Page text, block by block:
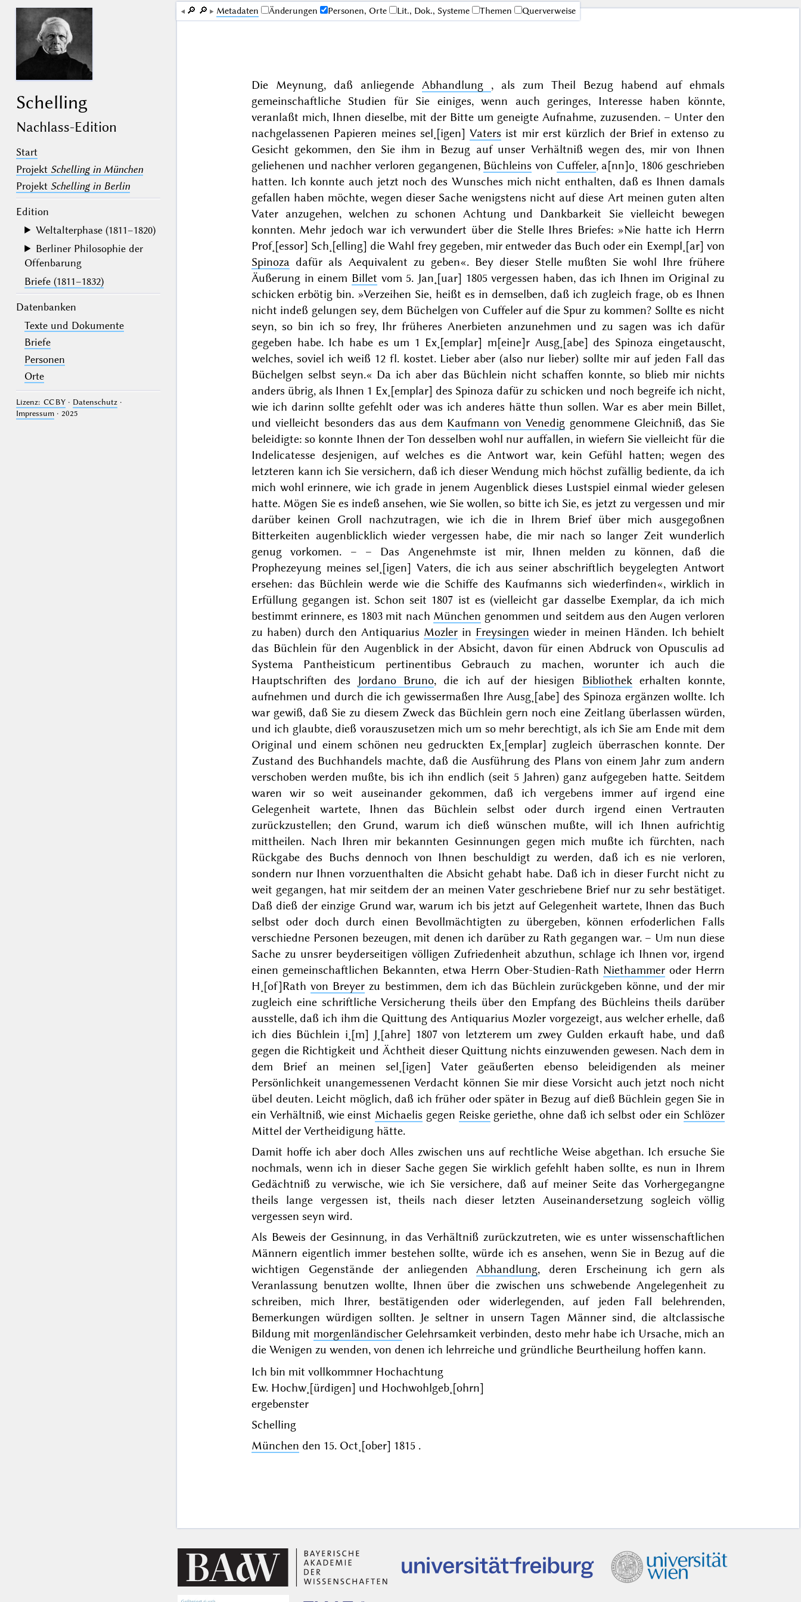
Schelling
Nachlass-Edition
Start
Projekt Schelling in München
Projekt Schelling in Berlin
Edition
Weltalterphase (1811–1820)
Berliner Philosophie der
Offenbarung
Briefe (1811–1832)
Datenbanken
Texte und Dokumente
Briefe
Personen
Orte
Lizenz: CC BY· Datenschutz·
Impressum· 2025
🔎︎ 🔎︎ Me­ta­da­ten Änderungen Personen, Orte Lit., Dok., Systeme Themen Querverweise
Die Meynung, daß anliegende Abhandlung , als zum Theil Bezug habend auf ehmals
gemeinschaftliche Studien für Sie einiges, wenn auch geringes, Interesse haben könnte,
veranlaßt mich, Ihnen dieselbe, mit der Bitte um geneigte Aufnahme, zuzusenden. – Unter den
nachgelassenen Papieren meines sel˖[igen]Vaters ist mir erst kürzlich der Brief in extenso zu
Gesicht gekommen, den Sie ihm in Bezug auf unser Verhältniß wegen des, mir von Ihnen
geliehenen und nachher verloren gegangenen, Büchleins von Cuffeler, a[nn]o˖ 1806 geschrieben
hatten. Ich konnte auch jetzt noch des Wunsches mich nicht enthalten, daß es Ihnen damals
gefallen haben möchte, wegen dieser Sache wenigstens nicht auf diese Art meinen guten alten
Vater anzugehen, welchen zu schonen Achtung und Dankbarkeit Sie vielleicht bewegen
konnten. Mehr jedoch war ich verwundert über die Stelle Ihres Briefes: »Nie hatte ich Herrn
Prof˖[essor] Sch˖[elling] die Wahl frey gegeben, mir entweder das Buch oder ein Exempl˖[ar] von
Spinozadafür als Aequivalent zu geben«. Bey dieser Stelle mußten Sie wohl Ihre frühere
Äußerung in einem Billet vom 5. Jan˖[uar] 1805 vergessen haben, das ich Ihnen im Original zu
schicken erbötig bin. »Verzeihen Sie, heißt es in demselben, daß ich zugleich frage, ob es Ihnen
nicht indeß gelungen sey, dem Büchelgen von Cuffeler auf die Spur zu kommen? Sollte es nicht
seyn, so bin ich so frey, Ihr früheres Anerbieten anzunehmen und zu sagen was ich dafür
gegeben habe. Ich habe es um 1 Ex˖[emplar] m[eine]r Ausg˖[abe] des Spinoza eingetauscht,
welches, soviel ich weiß 12 fl. kostet. Lieber aber (also nur lieber) sollte mir auf jeden Fall das
Büchelgen selbst seyn.« Da ich aber das Büchlein nicht schaffen konnte, so blieb mir nichts
anders übrig, als Ihnen 1 Ex˖[emplar] des Spinoza dafür zu schicken und noch begreife ich nicht,
wie ich darinn sollte gefehlt oder was ich anderes hätte thun sollen. War es aber mein Billet,
und vielleicht besonders das aus dem Kaufmann von Venedig genommene Gleichniß, das Sie
beleidigte: so konnte Ihnen der Ton desselben wohl nur auffallen, in wiefern Sie vielleicht für die
Indelicatesse desjenigen, auf welches es die Antwort war, kein Gefühl hatten; wegen des
letzteren kann ich Sie versichern, daß ich dieser Wendung mich höchst zufällig bediente, da ich
mich wohl erinnere, wie ich grade in jenem Augenblick dieses Lustspiel einmal wieder gelesen
hatte. Mögen Sie es indeß ansehen, wie Sie wollen, so bitte ich Sie, es jetzt zu vergessen und mir
darüber keinen Groll nachzutragen, wie ich die in Ihrem Brief über mich ausgegoßnen
Bitterkeiten augenblicklich wieder vergessen habe, die mir nach so langer Zeit wunderlich
genug vorkomen. – – Das Angenehmste ist mir, Ihnen melden zu können, daß die
Prophezeyung meines sel˖[igen] Vaters, die ich aus seiner abschriftlich beygelegten Antwort
ersehen: das Büchlein werde wie die Schiffe des Kaufmanns sich wiederfinden«, wirklich in
Erfüllung gegangen ist. Schon seit 1807 ist es (vielleicht gar dasselbe Exemplar, da ich mich
bestimmt erinnere, es 1803mit nach München genommen und seitdem aus den Augen verloren
zu haben) durch den Antiquarius Mozler in Freysingen wieder in meinen Händen. Ich behielt
das Büchlein für den Augenblick in der Absicht, davon für einen Abdruck von Opusculis ad
Systema Pantheisticum pertinentibus Gebrauch zu machen, worunter ich auch die
Hauptschriften des Jordano Bruno, die ich auf der hiesigen Bibliothekerhalten konnte,
aufnehmen und durch die ich gewissermaßen Ihre Ausg˖[abe] des Spinoza ergänzen wollte. Ich
war gewiß, daß Sie zu diesem Zweck das Büchlein gern noch eine Zeitlang überlassen würden,
und ich glaubte, dieß vorauszusetzen mich um so mehr berechtigt, als ich Sie am Ende mit dem
Original und einem schönen neu gedruckten Ex˖[emplar] zugleich überraschen konnte. Der
Zustand des Buchhandels machte, daß die Ausführung des Plans von einem Jahr zum andern
verschoben werden mußte, bis ich ihn endlich (seit 5 Jahren) ganz aufgegeben hatte. Seitdem
waren wir so weit auseinander gekommen, daß ich vergebens immer auf irgend eine
Gelegenheit wartete, Ihnen das Büchlein selbst oder durch irgend einen Vertrauten
zurückzustellen; den Grund, warum ich dieß wünschen mußte, will ich Ihnen aufrichtig
mittheilen. Nach Ihren mir bekannten Gesinnungen gegen mich mußte ich fürchten, nach
Rückgabe des Buchs dennoch von Ihnen beschuldigt zu werden, daß ich es nie verloren,
sondern nur Ihnen vorzuenthalten die Absicht gehabt habe. Daß ich in dieser Furcht nicht zu
weit gegangen, hat mir seitdem der an meinen Vater geschriebene Brief nur zu sehr bestätiget.
Daß dieß der einzige Grund war, warum ich bis jetzt auf Gelegenheit wartete, Ihnen das Buch
selbst oder doch durch einen Bevollmächtigten zu übergeben, können erfoderlichen Falls
verschiedne Personen bezeugen, mit denen ich darüber zu Rath gegangen war. – Um nun diese
Sache zu unsrer beyderseitigen völligen Zufriedenheit abzuthun, schlage ich Ihnen vor, irgend
einen gemeinschaftlichen Bekannten, etwa Herrn Ober-Studien-Rath Niethammeroder Herrn
H˖[of]Rathvon Breyer zu bestimmen, dem ich das Büchlein zurückgeben könne, und der mir
zugleich eine schriftliche Versicherung theils über den Empfang des Büchleins theils darüber
ausstelle, daß ich ihm die Quittung des Antiquarius Mozler vorgezeigt, aus welcher erhelle, daß
ich dies Büchlein i˖[m] J˖[ahre] 1807von letzterem um zwey Gulden erkauft habe, und daß
gegen die Richtigkeit und Ächtheit dieser Quittung nichts einzuwenden gewesen. Nach dem in
dem Brief an meinen sel˖[igen] Vater geäußerten ebenso beleidigenden als meiner
Persönlichkeit unangemessenen Verdacht können Sie mir diese Vorsicht auch jetzt noch nicht
übel deuten. Leicht möglich, daß ich früher oder später in Bezug auf dieß Büchlein gegen Sie in
ein Verhältniß, wie einst Michaelis gegen Reiskegeriethe, ohne daß ich selbst oder ein Schlözer
Mittel der Vertheidigung hätte.
Damit hoffe ich aber doch Alles zwischen uns auf rechtliche Weise abgethan. Ich ersuche Sie
nochmals, wenn ich in dieser Sache gegen Sie wirklich gefehlt haben sollte, es nun in Ihrem
Gedächtniß zu verwische, wie ich Sie versichere, daß auf meiner Seite das Vorhergegangne
theils lange vergessen ist, theils nach dieser letzten Auseinandersetzung sogleich völlig
vergessen seyn wird.
Als Beweis der Gesinnung, in das Verhältniß zurückzutreten, wie es unter wissenschaftlichen
Männern eigentlich immer bestehen sollte, würde ich es ansehen, wenn Sie in Bezug auf die
wichtigen Gegenstände der anliegendenAbhandlung, deren Erscheinung ich gern als
Veranlassung benutzen wollte, Ihnen über die zwischen uns schwebende Angelegenheit zu
schreiben, mich Ihrer, bestätigenden oder widerlegenden, auf jeden Fall belehrenden,
Bemerkungen würdigen sollten. Je seltner in unsern Tagen Männer sind, die altclassische
Bildung mit morgenländischerGelehrsamkeit verbinden, desto mehr habe ich Ursache, mich an
die Wenigen zu wenden, von denen ich lehrreiche und gründliche Beurtheilung hoffen kann.
Ich bin mit vollkommner Hochachtung
Ew. Hochw˖[ürdigen] und Hochwohlgeb˖[ohrn]
ergebenster
Schelling
München den 15. Oct˖[ober] 1815 .